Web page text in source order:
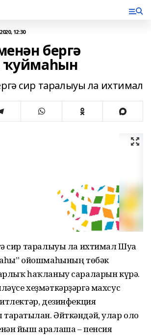
12:30
бергә
ҡуймаһын
сир таралыуы ла ихтимал
сир таралыуы ла ихтимал Шуға
ойошмаһының төбəк
һаҡланыу сараларын күрə.
хеҙмəткəрҙəргə махсус
дезинфекция
Əйткəндəй, улар оло
йыш аралаша – пенсия